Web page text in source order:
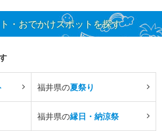
・おでかけスポットを探す
福井県の夏祭り
福井県の縁日・納涼祭